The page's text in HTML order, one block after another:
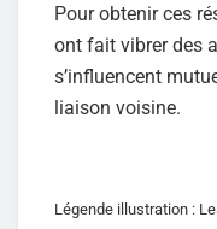
Pour obtenir ces
ont fait vibrer des
s’influencent
liaison voisine.
Légende illustration :